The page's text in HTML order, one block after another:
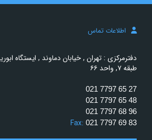
اطلاعات تماس
دفترمرکزی : تهران , خیابان دماوند , ایستگاه
طبقه ۷, واحد ۶۶
021 7797 65 27
021 7797 65 48
021 7797 68 96
021 7797 69 83
Fax: